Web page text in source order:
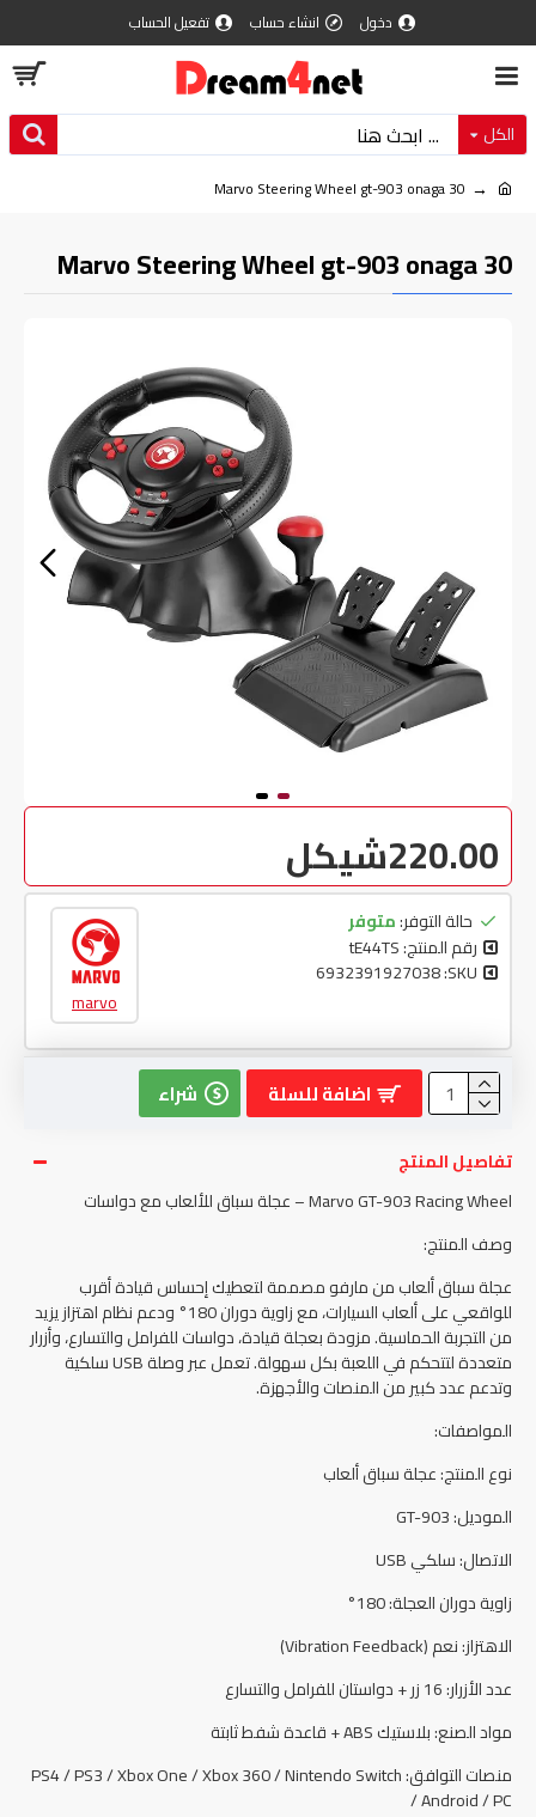
دخول انشاء حساب تفعيل الحساب
الكل
Marvo Steering Wheel gt-903 onaga 30
Marvo Steering Wheel gt-903 onaga 30
حالة التوفر:متوفر
رقم المنتج:tE44TS
SKU:
6932391927038
marvo
220.00شيكل
اضافة للسلة شراء
تفاصيل المنتج
Marvo GT-903 Racing Wheel – عجلة سباق للألعاب مع دواسات
وصف المنتج:
عجلة سباق ألعاب من مارفو مصممة لتعطيك إحساس قيادة أقرب
للواقعي على ألعاب السيارات، مع زاوية دوران 180° ودعم نظام اهتزاز يزيد
من التجربة الحماسية. مزودة بعجلة قيادة، دواسات للفرامل والتسارع، وأزرار
متعددة لتتحكم في اللعبة بكل سهولة. تعمل عبر وصلة USB سلكية
وتدعم عدد كبير من المنصات والأجهزة.
المواصفات:
نوع المنتج: عجلة سباق ألعاب
الموديل: GT-903
الاتصال: سلكي USB
زاوية دوران العجلة: 180°
الاهتزاز: نعم (Vibration Feedback)
عدد الأزرار: 16 زر + دواستان للفرامل والتسارع
مواد الصنع: بلاستيك ABS + قاعدة شفط ثابتة
منصات التوافق: PS4 / PS3 / Xbox One / Xbox 360 / Nintendo Switch
/ Android / PC